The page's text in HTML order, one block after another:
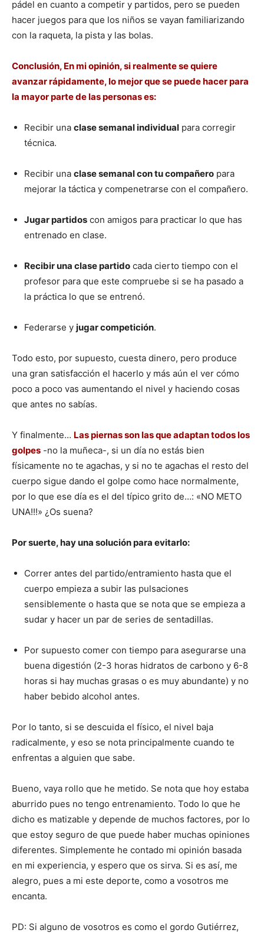
pádel en cuanto a competir y partidos, pero se pueden
hacer juegos para que los niños se vayan familiarizando
con la raqueta, la pista y las bolas.
Conclusión, En mi opinión, si realmente se quiere
avanzar rápidamente, lo mejor que se puede hacer para
la mayor parte de las personas es:
Recibir una clase semanal individual para corregir
técnica.
Recibir una clase semanal con tu compañero para
mejorar la táctica y compenetrarse con el compañero.
Jugar partidos con amigos para practicar lo que has
entrenado en clase.
Recibir una clase partido cada cierto tiempo con el
profesor para que este compruebe si se ha pasado a
la práctica lo que se entrenó.
Federarse y jugar competición.
Todo esto, por supuesto, cuesta dinero, pero produce
una gran satisfacción el hacerlo y más aún el ver cómo
poco a poco vas aumentando el nivel y haciendo cosas
que antes no sabías.
Y finalmente… Las piernas son las que adaptan todos los
golpes -no la muñeca-, si un día no estás bien
físicamente no te agachas, y si no te agachas el resto del
cuerpo sigue dando el golpe como hace normalmente,
por lo que ese día es el del típico grito de…: «NO METO
UNA!!!» ¿Os suena?
Por suerte, hay una solución para evitarlo:
Correr antes del partido/entramiento hasta que el
cuerpo empieza a subir las pulsaciones
sensiblemente o hasta que se nota que se empieza a
sudar y hacer un par de series de sentadillas.
Por supuesto comer con tiempo para asegurarse una
buena digestión (2-3 horas hidratos de carbono y 6-8
horas si hay muchas grasas o es muy abundante) y no
haber bebido alcohol antes.
Por lo tanto, si se descuida el físico, el nivel baja
radicalmente, y eso se nota principalmente cuando te
enfrentas a alguien que sabe.
Bueno, vaya rollo que he metido. Se nota que hoy estaba
aburrido pues no tengo entrenamiento. Todo lo que he
dicho es matizable y depende de muchos factores, por lo
que estoy seguro de que puede haber muchas opiniones
diferentes. Simplemente he contado mi opinión basada
en mi experiencia, y espero que os sirva. Si es así, me
alegro, pues a mi este deporte, como a vosotros me
encanta.
PD: Si alguno de vosotros es como el gordo Gutiérrez,